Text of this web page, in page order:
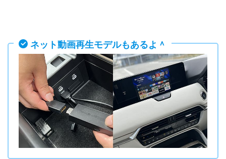
ネット動画再生モデルもあるよ＾